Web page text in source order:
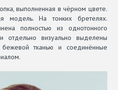
выполненная в чёрном цвете.
модель. На тонких бретелях.
полностью из однотонного
отдельно визуально выделены
тканью и соединённые